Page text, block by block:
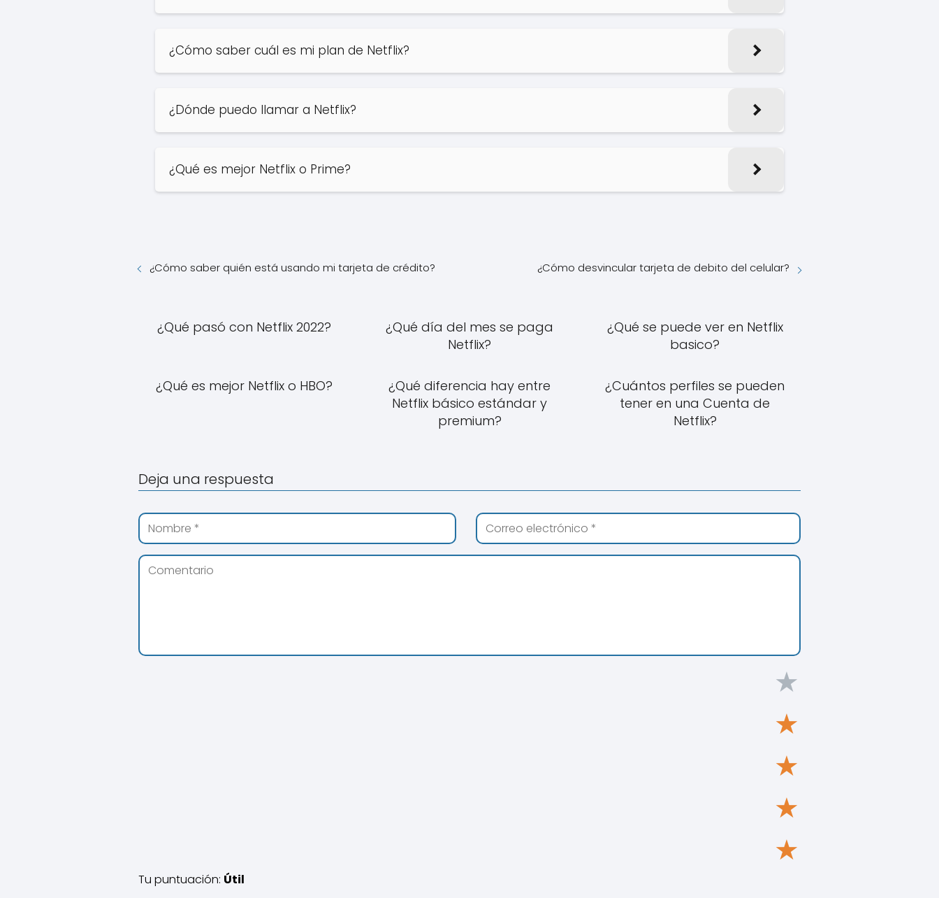
¿Cómo saber cuál es mi plan de Netflix?
¿Dónde puedo llamar a Netflix?
¿Qué es mejor Netflix o Prime?
¿Cómo saber quién está usando mi tarjeta de crédito? ¿Cómo desvincular tarjeta de debito del celular?
¿Qué pasó con Netflix 2022?
¿Qué día del mes se paga
Netflix?
¿Qué se puede ver en Netflix
basico?
¿Qué es mejor Netflix o HBO?
¿Qué diferencia hay entre
Netflix básico estándar y
premium?
¿Cuántos perfiles se pueden
tener en una Cuenta de
Netflix?
Deja una respuesta
★
★
★
★
★
Tu puntuación: Útil